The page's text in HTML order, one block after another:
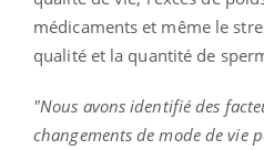
médicaments et même le
qualité et la quantité de
"Nous avons identifié des
changements de mode de vie